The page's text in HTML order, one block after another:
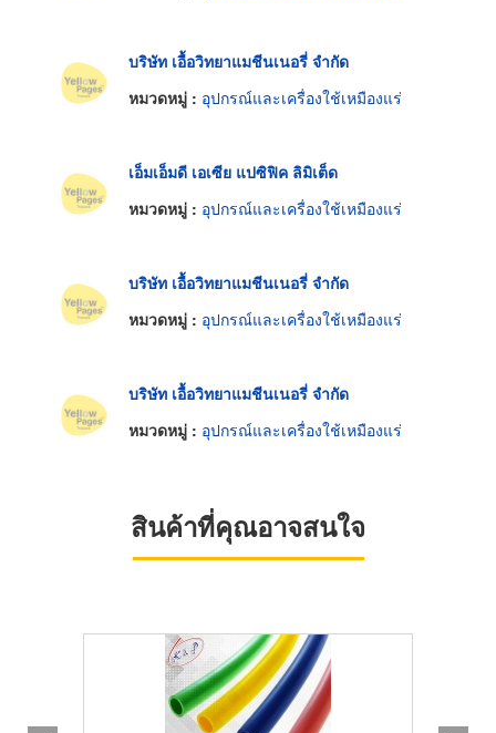
บริษัท เอื้อวิทยาแมชีนเนอรี่ จำกัด
หมวดหมู่ : อุปกรณ์และเครื่องใช้เหมืองแร่
เอ็มเอ็มดี เอเซีย แปซิฟิค ลิมิเต็ด
หมวดหมู่ : อุปกรณ์และเครื่องใช้เหมืองแร่
บริษัท เอื้อวิทยาแมชีนเนอรี่ จำกัด
หมวดหมู่ : อุปกรณ์และเครื่องใช้เหมืองแร่
บริษัท เอื้อวิทยาแมชีนเนอรี่ จำกัด
หมวดหมู่ : อุปกรณ์และเครื่องใช้เหมืองแร่
สินค้าที่คุณอาจสนใจ